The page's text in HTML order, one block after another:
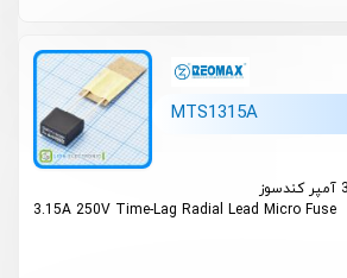
MTS1315A
3.15A 250V Time-Lag Radial Lead Micro Fuse